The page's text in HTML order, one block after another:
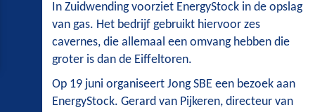
In Zuidwending voorziet EnergyStock in de opslag
van gas. Het bedrijf gebruikt hiervoor zes
cavernes, die allemaal een omvang hebben die
groter is dan de Eiffeltoren.
Op 19 juni organiseert Jong SBE een bezoek aan
EnergyStock. Gerard van Pijkeren, directeur van